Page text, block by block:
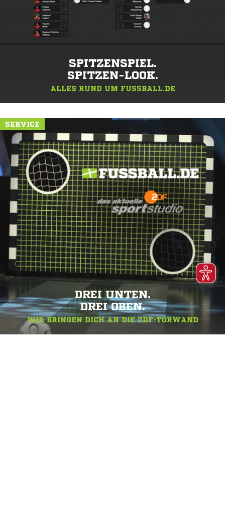
SPITZENSPIEL.
SPITZEN-LOOK.
ALLES RUND UM FUSSBALL.DE
SERVICE
DREI UNTEN.
DREI OBEN.
WIR BRINGEN DICH AN DIE ZDF-TORWAND